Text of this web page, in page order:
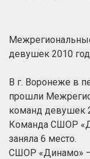
девушек 2010
В г. Воронеже в
прошли
команд девушек
Команда СШОР
заняла 6 место.
СШОР «Динамо»